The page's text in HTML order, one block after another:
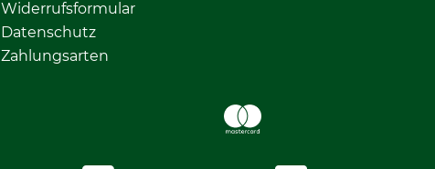
Widerrufsformular
Datenschutz
Zahlungsarten